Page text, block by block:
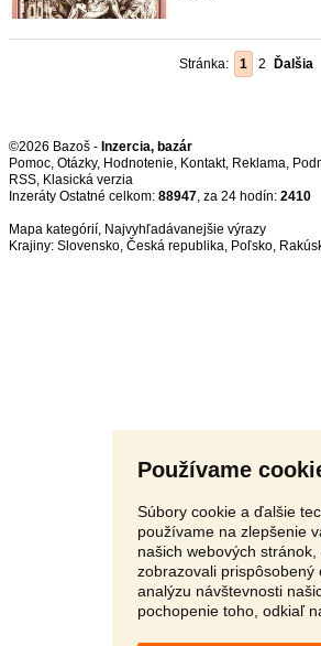
Používame
Súbory cookie a ďalšie
používame na zlepšenie
našich webových
zobrazovali prispôsobený
analýzu návštevnosti
pochopenie toho, odkiaľ
Stránka: 1 2 Ďalšia
©2026 Bazoš - Inzercia, bazár
Pomoc, Otázky, Hodnotenie, Kontakt, Reklama,
RSS,
Inzeráty Ostatné celkom: 88947, za 24 hodín: 2410
Mapa kategórií, Najvyhľadávanejšie výrazy
Krajiny: Slovensko, Česká republika, Poľsko,